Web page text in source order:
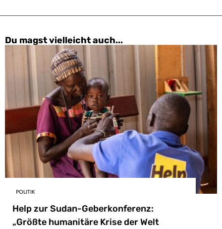
Du magst vielleicht auch...
POLITIK
Help zur Sudan-Geberkonferenz:
„Größte humanitäre Krise der Welt